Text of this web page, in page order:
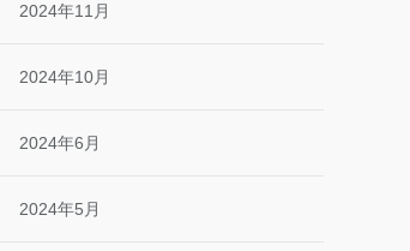
2024年11月
2024年10月
2024年6月
2024年5月